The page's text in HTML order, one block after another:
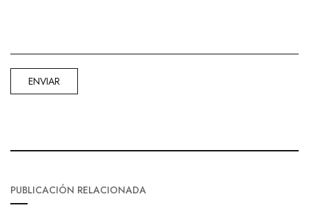
PUBLICACIÓN RELACIONADA